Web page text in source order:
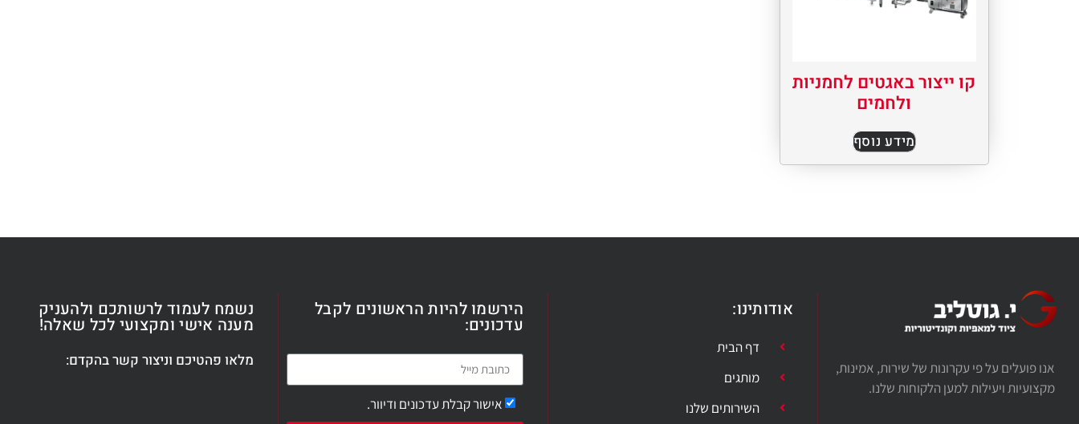
קו ייצור באגטים לחמניות
ולחמים
מידע נוסף
אנו פועלים על פי עקרונות של שירות, אמינות,
מקצועיות ויעילות למען הלקוחות שלנו.
אודותינו:
דף הבית
מותגים
השירותים שלנו
הירשמו להיות הראשונים לקבל
עדכונים:
אישור קבלת עדכונים ודיוור.
נשמח לעמוד לרשותכם ולהעניק
מענה אישי ומקצועי לכל שאלה!
מלאו פהטיכם וניצור קשר בהקדם: